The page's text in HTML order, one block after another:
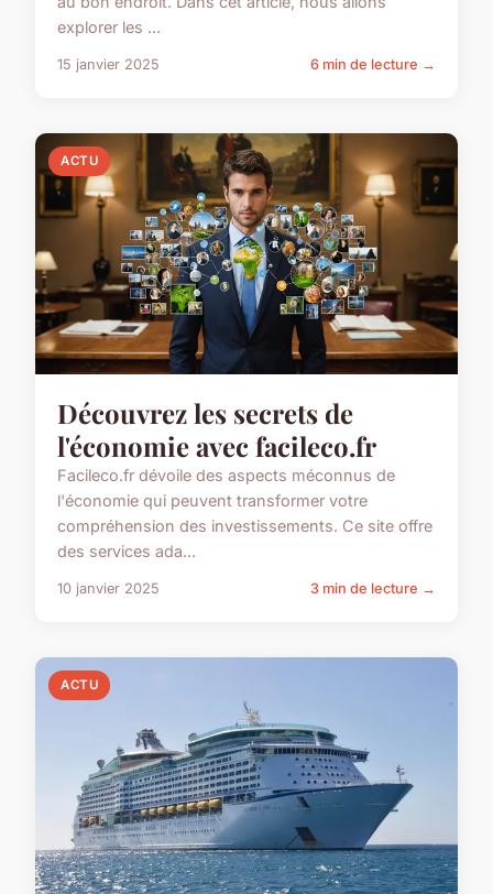
explorer les ...
15 janvier 2025 6 min de lecture →
ACTU
Découvrez les secrets de
l'économie avec facileco.fr
Facileco.fr dévoile des aspects méconnus de
l'économie qui peuvent transformer votre
compréhension des investissements. Ce site offre
des services ada...
10 janvier 2025 3 min de lecture →
ACTU